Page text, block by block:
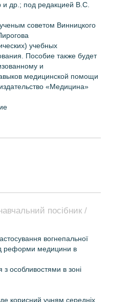
и др.; под редакцией В .С.
советом Винницкого
учебных
Пособие также будет
и
медицинской помощи
«Медицина»
посібник /
вогнепальної
реформи медицини в
з особливостями в зоні
корисний учням середніх